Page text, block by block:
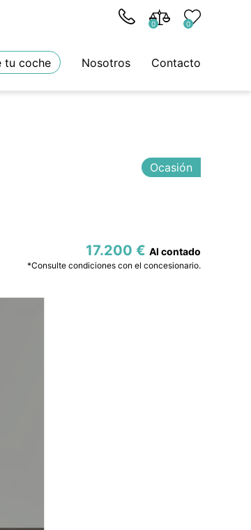
0 0
tu coche Nosotros Contacto
Ocasión
17.200 €
*Consulte condiciones con el concesionario.